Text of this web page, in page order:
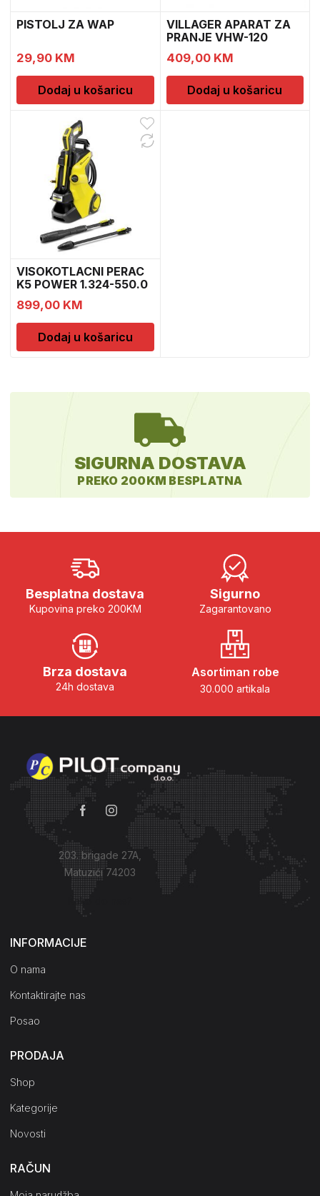
PISTOLJ ZA WAP
29,90 KM
Dodaj u košaricu
VILLAGER APARAT ZA
PRANJE VHW-120
409,00 KM
Dodaj u košaricu
VISOKOTLACNI PERAC
K5 POWER 1.324-550.0
899,00 KM
Dodaj u košaricu
SIGURNA DOSTAVA
PREKO 200KM BESPLATNA
Besplatna dostava
Kupovina preko 200KM
Sigurno
Zagarantovano
Brza dostava
24h dostava
Asortiman robe
30.000 artikala
203. brigade 27A,
Matuzići 74203
Kako do nas?
INFORMACIJE
O nama
Kontaktirajte nas
Posao
PRODAJA
Shop
Kategorije
Novosti
RAČUN